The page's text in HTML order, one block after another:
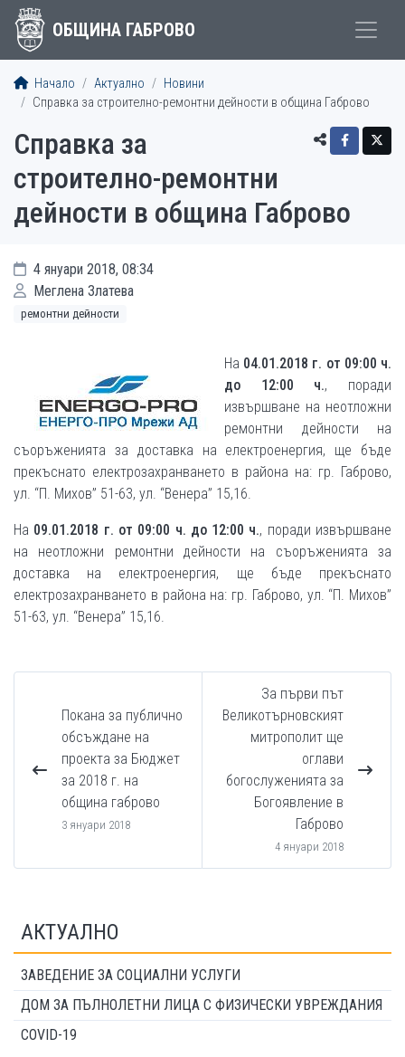
ОБЩИНА ГАБРОВО
Начало Актуално
Новини
Справка за строително-ремонтни дейности в община Габрово
Справка за
строително-ремонтни
дейности в община Габрово
4 януари 2018, 08:34
Меглена Златева
ремонтни дейности
На 04.01.2018 г. от 09:00 ч.
до 12:00 ч., поради
извършване на неотложни
ремонтни дейности на
съоръженията за доставка на електроенергия, ще бъде
прекъснато електрозахранването в района на: гр. Габрово,
ул. “П. Михов” 51-63, ул. “Венера” 15,16.
На 09.01.2018 г. от 09:00 ч. до 12:00 ч., поради извършване
на неотложни ремонтни дейности на съоръженията за
доставка на електроенергия, ще бъде прекъснато
електрозахранването в района на: гр. Габрово, ул. “П. Михов”
51-63, ул. “Венера” 15,16.
Покана за публично
обсъждане на
проекта за Бюджет
за 2018 г. на
община габрово
3 януари 2018
За първи път
Великотърновският
митрополит ще
оглави
богослуженията за
Богоявление в
Габрово
4 януари 2018
АКТУАЛНО
ЗАВЕДЕНИЕ ЗА СОЦИАЛНИ УСЛУГИ
ДОМ ЗА ПЪЛНОЛЕТНИ ЛИЦА С ФИЗИЧЕСКИ УВРЕЖДАНИЯ
COVID-19